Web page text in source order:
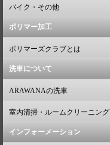
バイク・その他
ポリマー加工
ポリマーズクラブとは
洗車について
ARAWANAの洗車
室内清掃・ルームクリーニング
インフォーメーション